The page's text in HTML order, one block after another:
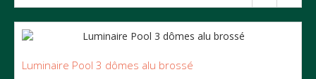
Luminaire Pool 3 dômes alu brossé